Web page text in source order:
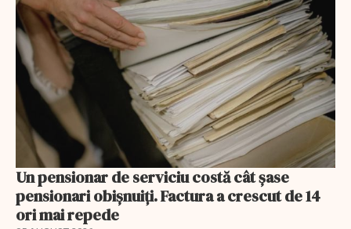
Un pensionar de serviciu costă cât șase
pensionari obișnuiți. Factura a crescut de 14
ori mai repede